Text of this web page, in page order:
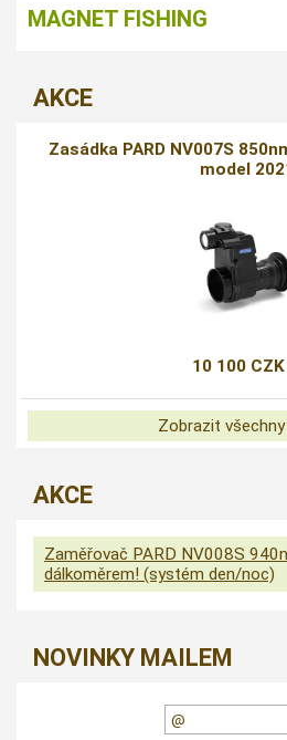
MAGNET FISHING
AKCE
Zasádka PARD NV007S
model
10 100 CZK
Zobrazit všechny
AKCE
Zaměřovač PARD NV008S
dálkoměrem! (systém den/noc)
NOVINKY MAILEM